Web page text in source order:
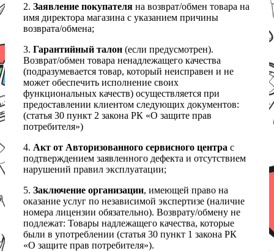
2. Заявление покупателя на возврат/обмен товара на
имя директора магазина с указанием причины
возврата/обмена;
3. Гарантийный талон (если предусмотрен).
Возврат/обмен товара ненадлежащего качества
(подразумевается товар, который неисправен и не
может обеспечить исполнение своих
функциональных качеств) осуществляется при
предоставлении клиентом следующих документов:
(статья 30 пункт 2 закона РК «О защите прав
потребителя»)
4. Акт от Авторизованного сервисного центра с
подтверждением заявленного дефекта и отсутствием
нарушений правил эксплуатации;
5. Заключение организации, имеющей право на
оказание услуг по независимой экспертизе (наличие
номера лицензии обязательно). Возврату/обмену не
подлежат: Товары надлежащего качества, которые
были в употреблении (статья 30 пункт 1 закона РК
«О защите прав потребителя»).